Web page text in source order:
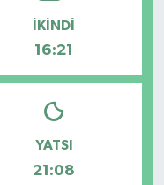
İKINDI
16:21
YATSI
21:08